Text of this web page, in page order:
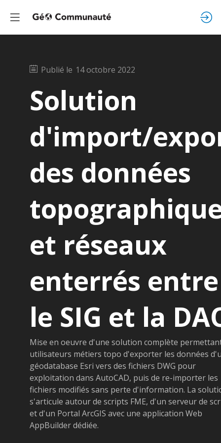
Publié le 14 octobre 2022
Solution
d'import/
des données
et réseaux
enterrés entre
le SIG et la
Mise en oeuvre d'une solution complète
utilisateurs métiers topo d'exporter les données
géodatabase Esri vers des fichiers DWG pour
exploitation dans AutoCAD, puis de re-importer les
fichiers modifiés sans perte d'information. La
s'articule autour de scripts FME, d'un serveur de
et d'un Portal ArcGIS avec une application Web
AppBuilder dédiée.